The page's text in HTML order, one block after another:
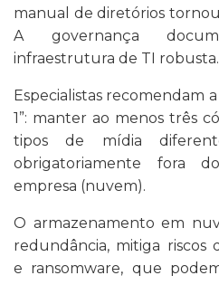
manual de diretórios
A governança
infraestrutura de TI robusta.
Especialistas recomendam
1”: manter ao menos três
tipos de mídia
obrigatoriamente fora
empresa (nuvem).
O armazenamento em
redundância, mitiga riscos
e ransomware, que